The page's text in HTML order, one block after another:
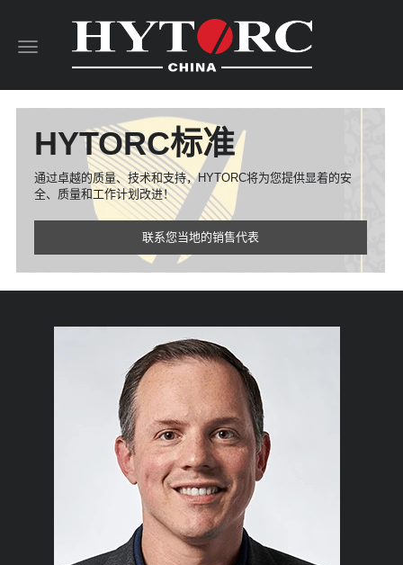
Toggle
HYTORC标准
通过卓越的质量、技术和支持，HYTORC将为您提供显着的安
全、质量和工作计划改进！
联系您当地的销售代表